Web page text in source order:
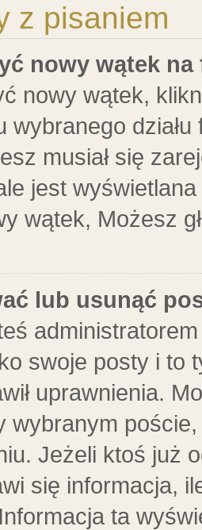
z pisaniem
nowy wątek na
nowy wątek,
wybranego
musiał się
jest
wątek, Możesz
lub usunąć
swoje posty i to
uprawnienia.
wybranym
Jeżeli ktoś już
się informacja,
ta